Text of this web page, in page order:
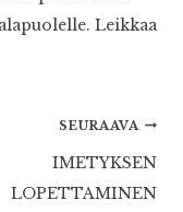
Leikkaa
SEURAAVA
IMETYKSEN
LOPETTAMINEN